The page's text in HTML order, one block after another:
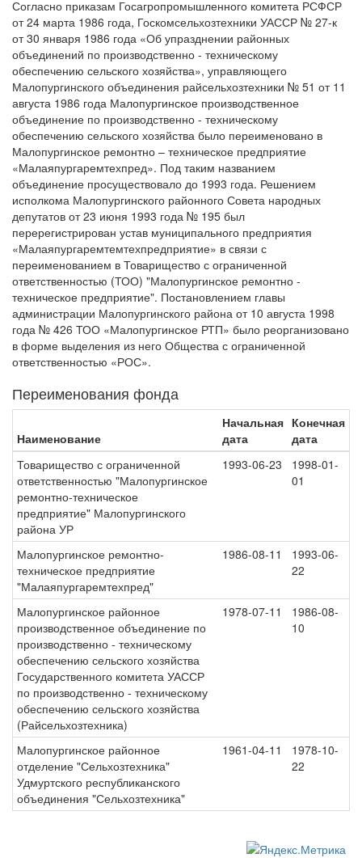
Согласно приказам Госагропромышленного комитета РСФСР
от 24 марта 1986 года, Госкомсельхозтехники УАССР № 27-к
от 30 января 1986 года «Об упразднении районных
объединений по производственно - техническому
обеспечению сельского хозяйства», управляющего
Малопургинского объединения райсельхозтехники № 51 от 11
августа 1986 года Малопургинское производственное
объединение по производственно - техническому
обеспечению сельского хозяйства было переименовано в
Малопургинское ремонтно – техническое предприятие
«Малаяпургаремтехпред». Под таким названием
объединение просуществовало до 1993 года. Решением
исполкома Малопургинского районного Совета народных
депутатов от 23 июня 1993 года № 195 был
перерегистрирован устав муниципального предприятия
«Малаяпургаремтемтехпредприятие» в связи с
переименованием в Товарищество с ограниченной
ответственностью (ТОО) "Малопургинское ремонтно -
техническое предприятие". Постановлением главы
администрации Малопургинского района от 10 августа 1998
года № 426 ТОО «Малопургинское РТП» было реорганизовано
в форме выделения из него Общества с ограниченной
ответственностью «РОС».
Переименования фонда
Наименование
Начальная
дата
Конечная
дата
Товарищество с ограниченной
ответственностью "Малопургинское
ремонтно-техническое
предприятие" Малопургинского
района УР
1993-06-23
1998-01-
01
Малопургинское ремонтно-
техническое предприятие
"Малаяпургаремтехпред"
1986-08-11
1993-06-
22
Малопургинское районное
производственное объединение по
производственно - техническому
обеспечению сельского хозяйства
Государственного комитета УАССР
по производственно - техническому
обеспечению сельского хозяйства
(Райсельхозтехника)
1978-07-11
1986-08-
10
Малопургинское районное
отделение "Сельхозтехника"
Удмуртского республиканского
объединения "Сельхозтехника"
1961-04-11
1978-10-
22